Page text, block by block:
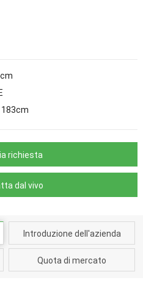
183cm
richiesta
dal vivo
Introduzione dell'azienda
Quota di mercato